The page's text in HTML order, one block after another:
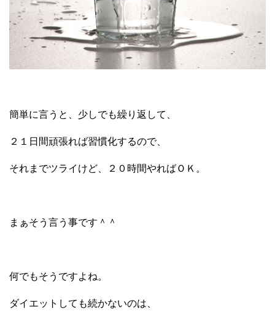
簡単に言うと、少しでも繰り返して、
２１日間頑張れば習慣化するので、
それまでツライけど、２０時間やればＯＫ。
まぁそう言う事です＾＾
何でもそうですよね。
ダイエットしても続かないのは、